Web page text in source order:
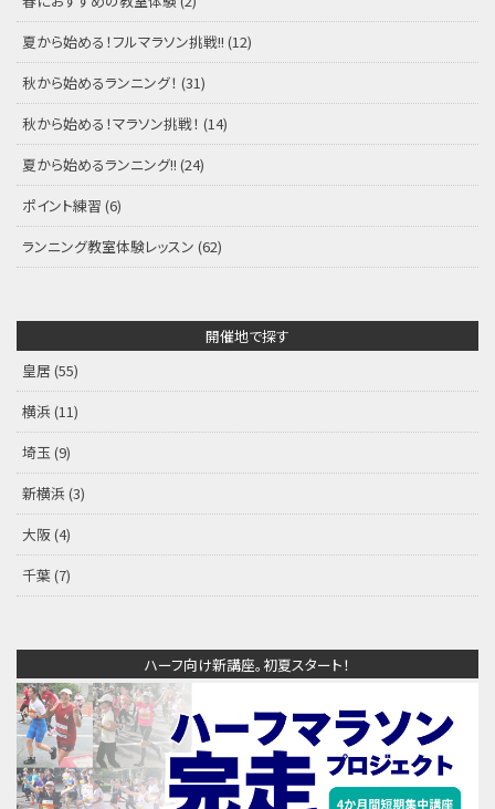
夏から始める！フルマラソン挑戦!! (12)
秋から始めるランニング！ (31)
秋から始める！マラソン挑戦！ (14)
夏から始めるランニング!! (24)
ポイント練習 (6)
ランニング教室体験レッスン (62)
開催地で探す
皇居(55)
横浜 (11)
埼玉(9)
新横浜 (3)
大阪(4)
千葉 (7)
ハーフ向け新講座。初夏スタート！